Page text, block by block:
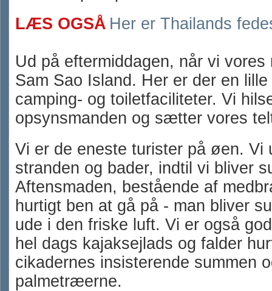
LÆS OGSÅ Her er Thailands
Ud på eftermiddagen, når vi vores
Sam Sao Island. Her er der en
camping- og toiletfaciliteter. Vi
opsynsmanden og sætter vores
Vi er de eneste turister på øen. Vi
stranden og bader, indtil vi bliver
Aftensmaden, bestående af
hurtigt ben at gå på - man bliver
ude i den friske luft. Vi er også
hel dags kajaksejlads og falder
cikadernes insisterende summen
palmetræerne.